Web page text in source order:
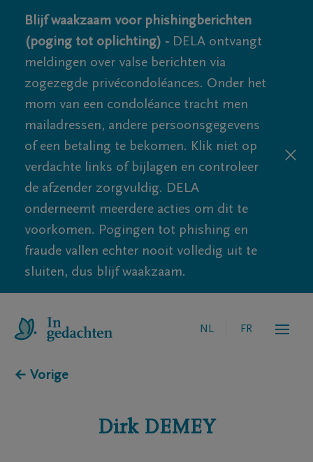
Blijf waakzaam voor phishingberichten
(poging tot oplichting) - DELA ontvangt
meldingen over valse berichten via
zogezegde privécondoléances. Onder het
mom van een condoléance tracht men
mailadressen, andere persoonsgegevens
of een betaling te bekomen. Klik niet op
verdachte links of bijlagen en controleer
de afzender zorgvuldig. DELA
onderneemt meerdere acties om dit te
voorkomen. Pogingen tot phishing en
fraude vallen echter nooit volledig uit te
sluiten, dus blijf waakzaam.
NL FR
← Vorige
Dirk DEMEY